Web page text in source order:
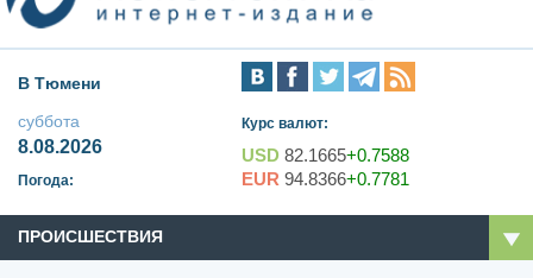
В Тюмени
суббота
8.08.2026
Погода:
Курс валют:
USD 82.1665+0.7588
EUR 94.8366+0.7781
ПРОИСШЕСТВИЯ